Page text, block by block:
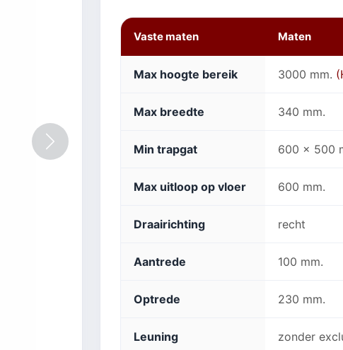
Volgende
Vaste maten Maten
Max hoogte bereik 3000 mm.
Max breedte 340 mm.
Min trapgat 600 x 500
Max uitloop op vloer 600 mm.
Draairichting recht
Aantrede 100 mm.
Optrede 230 mm.
Leuning zonder